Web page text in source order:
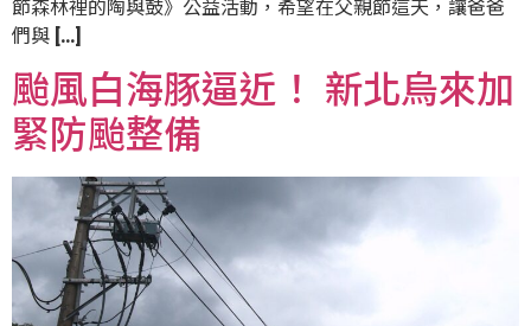
節森林裡的陶與鼓》公益活動，希望在父親節這天，讓爸爸
們與 […]
颱風白海豚逼近！ 新北烏來加
緊防颱整備